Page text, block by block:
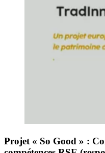
Projet « So Good » :